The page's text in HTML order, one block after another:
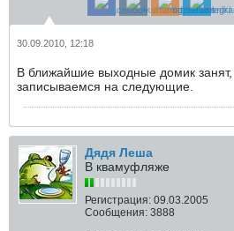
30.09.2010, 12:18
В ближайшие выходные домик занят,
записываемся на следующие.
Дядя Леша
В квамуфляже
Регистрация: 09.03.2005
Сообщения: 3888